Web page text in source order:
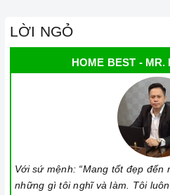
LỜI NGỎ
HOME BEST - MR.
Với sứ mệnh: “Mang tốt đẹp đến
những gì tôi nghĩ và làm. Tôi